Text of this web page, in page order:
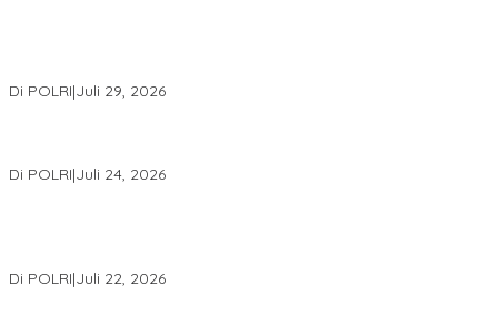
Di POLRI|Juli 29, 2026
Di POLRI|Juli 24, 2026
Di POLRI|Juli 22, 2026